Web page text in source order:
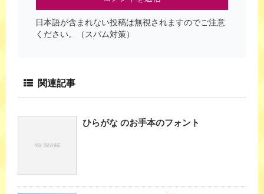
日本語が含まれない投稿は無視されますのでご注意
ください。（スパム対策）
関連記事
ひらがな のお手本のフォント